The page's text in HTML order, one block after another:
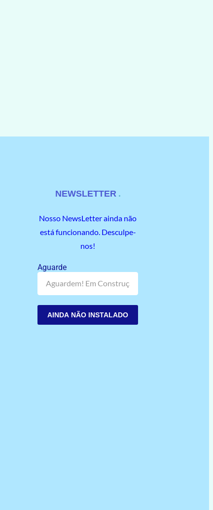
NEWSLETTER
Nosso NewsLetter ainda não
está funcionando. Desculpe-
nos!
Aguarde
AINDA NÃO INSTALADO